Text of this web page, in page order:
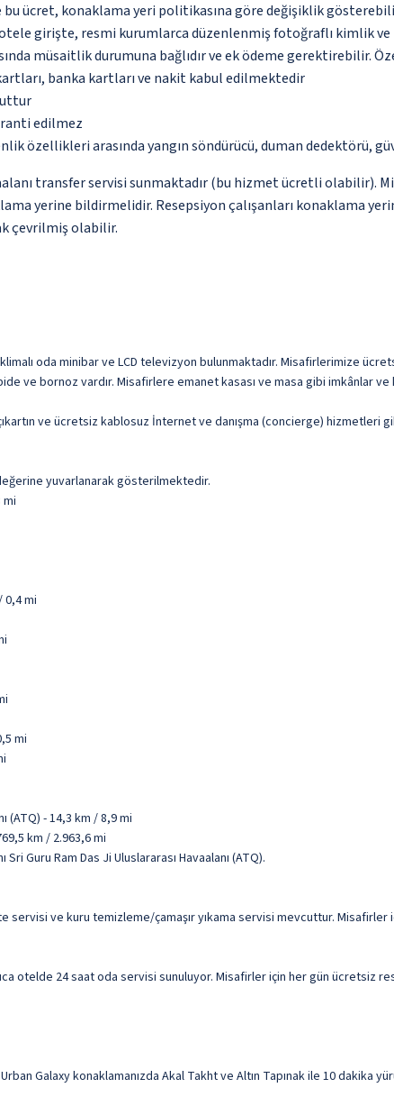
bu ücret, konaklama yeri politikasına göre değişiklik
girişte, resmi kurumlarca düzenlenmiş fotoğraflı kimlik
müsaitlik durumuna bağlıdır ve ek ödeme gerektirebilir.
banka kartları ve nakit kabul edilmektedir
edilmez
özellikleri arasında yangın söndürücü, duman dedektörü,
transfer servisi sunmaktadır (bu hizmet ücretli olabilir).
yerine bildirmelidir. Resepsiyon çalışanları konaklama
çevrilmiş olabilir.
oda minibar ve LCD televizyon bulunmaktadır. Misafirlerimize
ve bornoz vardır. Misafirlere emanet kasası ve masa gibi imkânlar
ve ücretsiz kablosuz İnternet ve danışma (concierge)
yuvarlanarak gösterilmektedir.
mi
0,4 mi
mi
(ATQ) - 14,3 km / 8,9 mi
km / 2.963,6 mi
Guru Ram Das Ji Uluslararası Havaalanı (ATQ).
ve kuru temizleme/çamaşır yıkama servisi mevcuttur.
otelde 24 saat oda servisi sunuluyor. Misafirler için her gün ücretsiz
Galaxy konaklamanızda Akal Takht ve Altın Tapınak ile 10 dakika